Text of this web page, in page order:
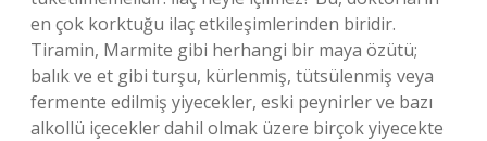
en çok korktuğu ilaç etkileşimlerinden biridir.
Tiramin, Marmite gibi herhangi bir maya özütü;
balık ve et gibi turşu, kürlenmiş, tütsülenmiş veya
fermente edilmiş yiyecekler, eski peynirler ve bazı
alkollü içecekler dahil olmak üzere birçok yiyecekte